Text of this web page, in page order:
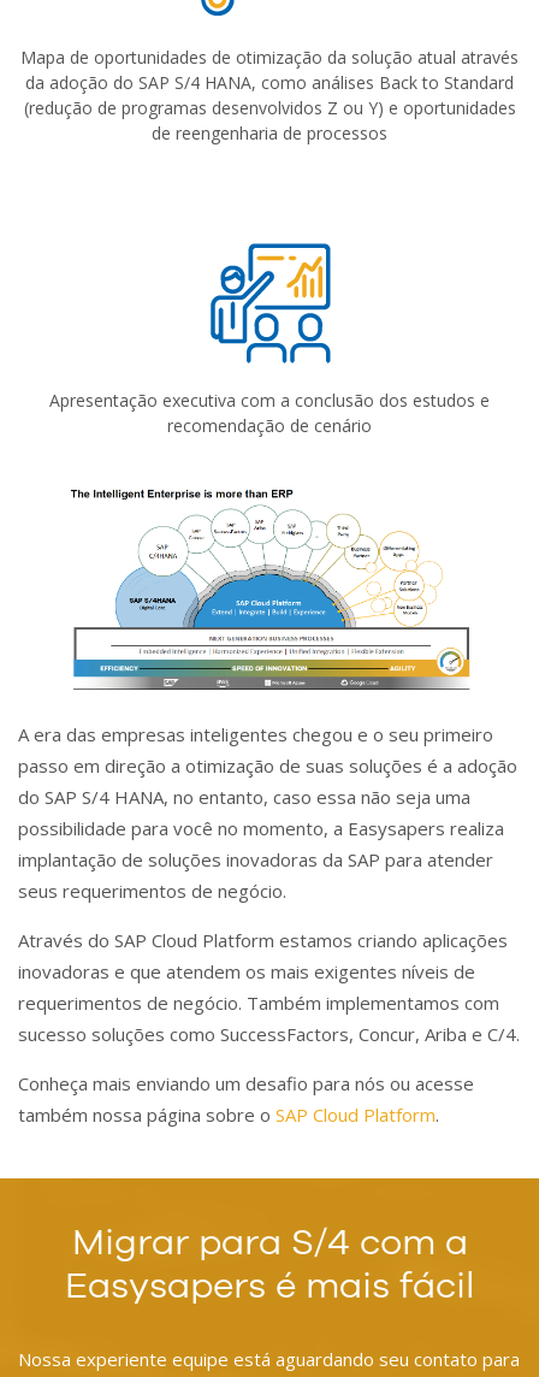
Mapa de oportunidades de otimização da solução atual através
da adoção do SAP S/4 HANA, como análises Back to Standard
(redução de programas desenvolvidos Z ou Y) e oportunidades
de reengenharia de processos
Apresentação executiva com a conclusão dos estudos e
recomendação de cenário
A era das empresas inteligentes chegou e o seu primeiro
passo em direção a otimização de suas soluções é a adoção
do SAP S/4 HANA, no entanto, caso essa não seja uma
possibilidade para você no momento, a Easysapers realiza
implantação de soluções inovadoras da SAP para atender
seus requerimentos de negócio.
Através do SAP Cloud Platform estamos criando aplicações
inovadoras e que atendem os mais exigentes níveis de
requerimentos de negócio. Também implementamos com
sucesso soluções como SuccessFactors, Concur, Ariba e C/4.
Conheça mais enviando um desafio para nós ou acesse
também nossa página sobre o SAP Cloud Platform.
Migrar para S/4 com a
Easysapers é mais fácil
Nossa experiente equipe está aguardando seu contato para